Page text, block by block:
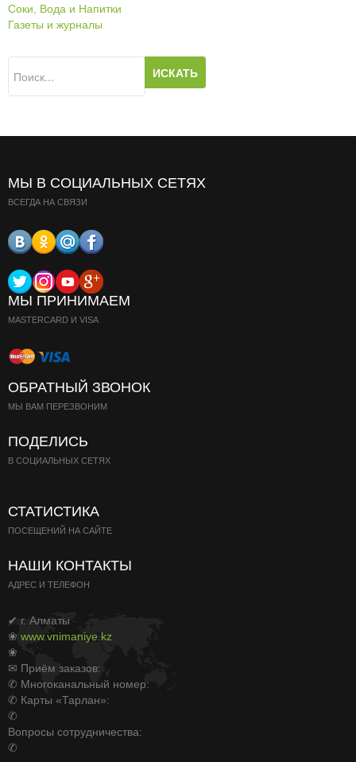
Соки, Вода и Напитки
Газеты и журналы
МЫ В СОЦИАЛЬНЫХ СЕТЯХ
ВСЕГДА НА СВЯЗИ
МЫ ПРИНИМАЕМ
MASTERCARD И VISA
ОБРАТНЫЙ ЗВОНОК
МЫ ВАМ ПЕРЕЗВОНИМ
ПОДЕЛИСЬ
В СОЦИАЛЬНЫХ СЕТЯХ
СТАТИСТИКА
ПОСЕЩЕНИЙ НА САЙТЕ
НАШИ КОНТАКТЫ
АДРЕС И ТЕЛЕФОН
✔ г. Алматы
❀ www.vnimaniye.kz
❀
✉ Приём заказов:
✆ Многоканальный номер:
✆ Карты «Тарлан»:
✆
Вопросы сотрудничества:
✆